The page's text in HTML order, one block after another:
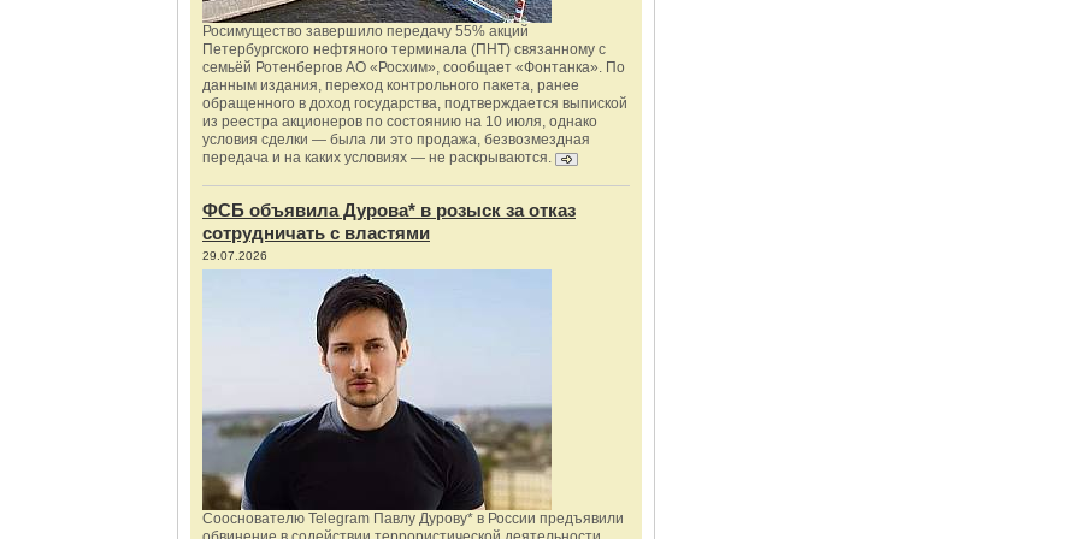
Росимущество завершило передачу 55% акций
Петербургского нефтяного терминала (ПНТ) связанному с
семьёй Ротенбергов АО «Росхим», сообщает «Фонтанка». По
данным издания, переход контрольного пакета, ранее
обращенного в доход государства, подтверждается выпиской
из реестра акционеров по состоянию на 10 июля, однако
условия сделки — была ли это продажа, безвозмездная
передача и на каких условиях — не раскрываются.
ФСБ объявила Дурова* в розыск за отказ
сотрудничать с властями
29.07.2026
Сооснователю Telegram Павлу Дурову* в России предъявили